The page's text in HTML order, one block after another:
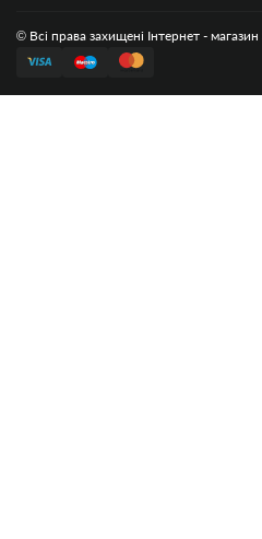
© Всі права захищені Інтернет -